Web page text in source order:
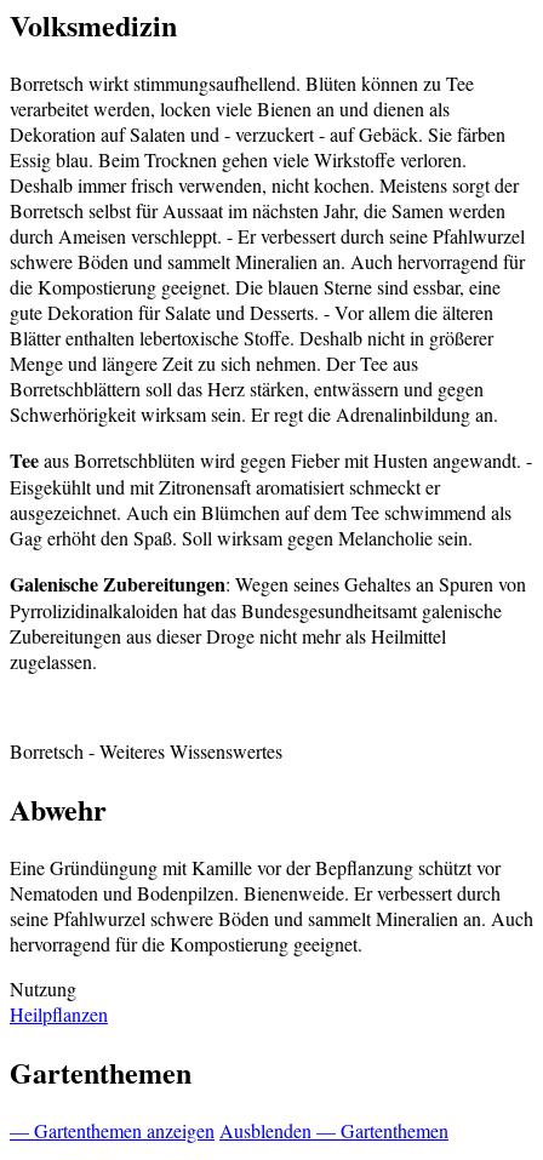
Volksmedizin
Borretsch wirkt stimmungsaufhellend. Blüten können zu Tee
verarbeitet werden, locken viele Bienen an und dienen als
Dekoration auf Salaten und - verzuckert - auf Gebäck. Sie färben
Essig blau. Beim Trocknen gehen viele Wirkstoffe verloren.
Deshalb immer frisch verwenden, nicht kochen. Meistens sorgt der
Borretsch selbst für Aussaat im nächsten Jahr, die Samen werden
durch Ameisen verschleppt. - Er verbessert durch seine Pfahlwurzel
schwere Böden und sammelt Mineralien an. Auch hervorragend für
die Kompostierung geeignet. Die blauen Sterne sind essbar, eine
gute Dekoration für Salate und Desserts. - Vor allem die älteren
Blätter enthalten lebertoxische Stoffe. Deshalb nicht in größerer
Menge und längere Zeit zu sich nehmen. Der Tee aus
Borretschblättern soll das Herz stärken, entwässern und gegen
Schwerhörigkeit wirksam sein. Er regt die Adrenalinbildung an.
Teeaus Borretschblüten wird gegen Fieber mit Husten angewandt. -
Eisgekühlt und mit Zitronensaft aromatisiert schmeckt er
ausgezeichnet. Auch ein Blümchen auf dem Tee schwimmend als
Gag erhöht den Spaß. Soll wirksam gegen Melancholie sein.
Galenische Zubereitungen: Wegen seines Gehaltes an Spuren von
Pyrrolizidinalkaloiden hat das Bundesgesundheitsamt galenische
Zubereitungen aus dieser Droge nicht mehr als Heilmittel
zugelassen.
Borretsch - Weiteres Wissenswertes
Abwehr
Eine Gründüngung mit Kamille vor der Bepflanzung schützt vor
Nematoden und Bodenpilzen. Bienenweide. Er verbessert durch
seine Pfahlwurzel schwere Böden und sammelt Mineralien an. Auch
hervorragend für die Kompostierung geeignet.
Nutzung
Heilpflanzen
Gartenthemen
— Gartenthemen anzeigen Ausblenden — Gartenthemen